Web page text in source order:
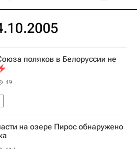
поляков в Белоруссии не
49
на озере Пирос обнаружено